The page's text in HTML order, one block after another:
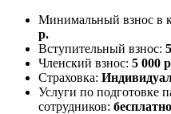
Минимальный взнос в
р.
Вступительный взнос:
Членский взнос: 5 000
Страховка:
Услуги по подготовке
сотрудников: бесплатно